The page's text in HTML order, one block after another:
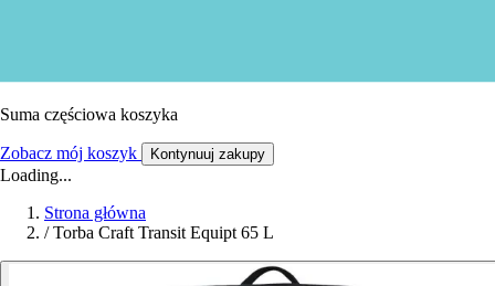
Suma częściowa koszyka
Zobacz mój koszyk Kontynuuj zakupy
Loading...
Strona główna
/ Torba Craft Transit Equipt 65 L